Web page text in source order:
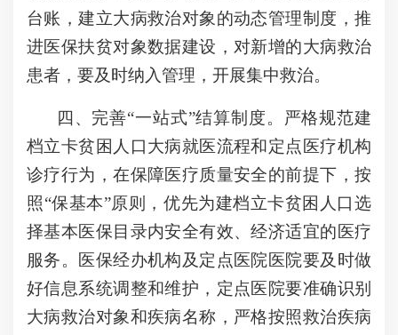
台账，建立大病救治对象的动态管理制度，推
进医保扶贫对象数据建设，对新增的大病救治
患者，要及时纳入管理，开展集中救治。
四、完善“一站式”结算制度。严格规范建
档立卡贫困人口大病就医流程和定点医疗机构
诊疗行为，在保障医疗质量安全的前提下，按
照“保基本”原则，优先为建档立卡贫困人口选
择基本医保目录内安全有效、经济适宜的医疗
服务。医保经办机构及定点医院医院要及时做
好信息系统调整和维护，定点医院要准确识别
大病救治对象和疾病名称，严格按照救治疾病